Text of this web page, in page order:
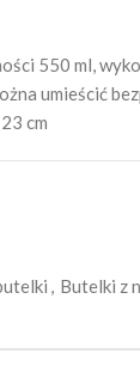
550 ml,
umieścić
cm
, Butelki z